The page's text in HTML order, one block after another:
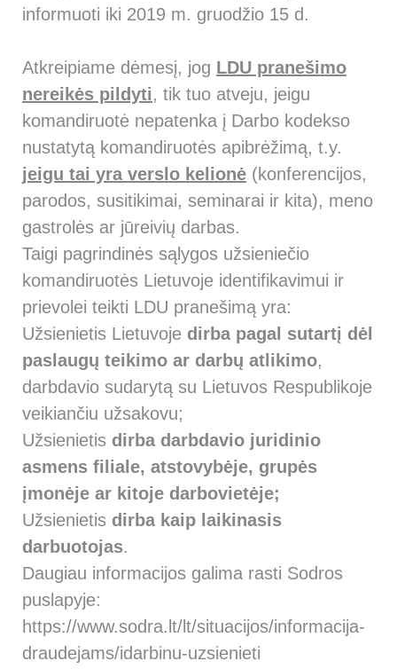
informuoti iki 2019 m. gruodžio 15 d.
Atkreipiame dėmesį, jog LDU pranešimo
nereikės pildyti, tik tuo atveju, jeigu
komandiruotė nepatenka į Darbo kodekso
nustatytą komandiruotės apibrėžimą, t.y.
jeigu tai yra verslo kelionė (konferencijos,
parodos, susitikimai, seminarai ir kita), meno
gastrolės ar jūreivių darbas.
Taigi pagrindinės sąlygos užsieniečio
komandiruotės Lietuvoje identifikavimui ir
prievolei teikti LDU pranešimą yra:
Užsienietis Lietuvoje dirba pagal sutartį dėl
paslaugų teikimo ar darbų atlikimo,
darbdavio sudarytą su Lietuvos Respublikoje
veikiančiu užsakovu;
Užsienietis dirba darbdavio juridinio
asmens filiale, atstovybėje, grupės
įmonėje ar kitoje darbovietėje;
Užsienietis dirba kaip laikinasis
darbuotojas.
Daugiau informacijos galima rasti Sodros
puslapyje:
https://www.sodra.lt/lt/situacijos/informacija-
draudejams/idarbinu-uzsienieti